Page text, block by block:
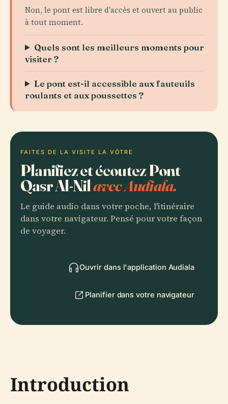
Non, le pont est libre d'accès et ouvert au public
à tout moment.
Quels sont les meilleurs moments pour
visiter ?
Le pont est-il accessible aux fauteuils
roulants et aux poussettes ?
FAITES DE LA VISITE LA VÔTRE
Planifiez et écoutez Pont
Qasr Al-Nilavec Audiala.
Le guide audio dans votre poche, l'itinéraire
dans votre navigateur. Pensé pour votre façon
de voyager.
Ouvrir dans l'application Audiala
Planifier dans votre navigateur
Introduction